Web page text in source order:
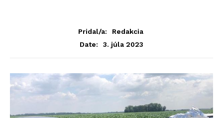
Pridal/a:
Redakcia
Date:
3. júla 2023